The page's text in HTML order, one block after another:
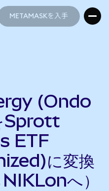
METAMASKを入手
(Ondo
Sprott
ETF
に変換
へ）